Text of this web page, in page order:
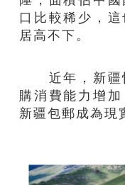
口比較稀少，
居高不下。
近年，新疆
購消費能力增
新疆包郵成為現